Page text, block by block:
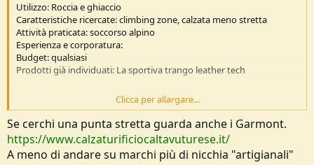
Utilizzo: Roccia e ghiaccio
Caratteristiche ricercate: climbing zone, calzata meno stretta
Attività praticata: soccorso alpino
Esperienza e corporatura:
Budget: qualsiasi
Prodotti già individuati: La sportiva trango leather tech
Salve a tutti, di recente ho fatto le selezioni per entrare a far parte
del Soccorso Alpino sezione di Palermo, quindi Sicilia. Nella lista
dell’attrezzatura sono richieste delle scarpe semi ramponabili cito
“scarponi da roccia o da ghiaccio”.
Il modello consigliato è La Sportiva Trango Tech (da donna nel mio
Clicca per allargare...
Se cerchi una punta stretta guarda anche i Garmont.
https://www.calzaturificiocaltavuturese.it/
A meno di andare su marchi più di nicchia "artigianali"